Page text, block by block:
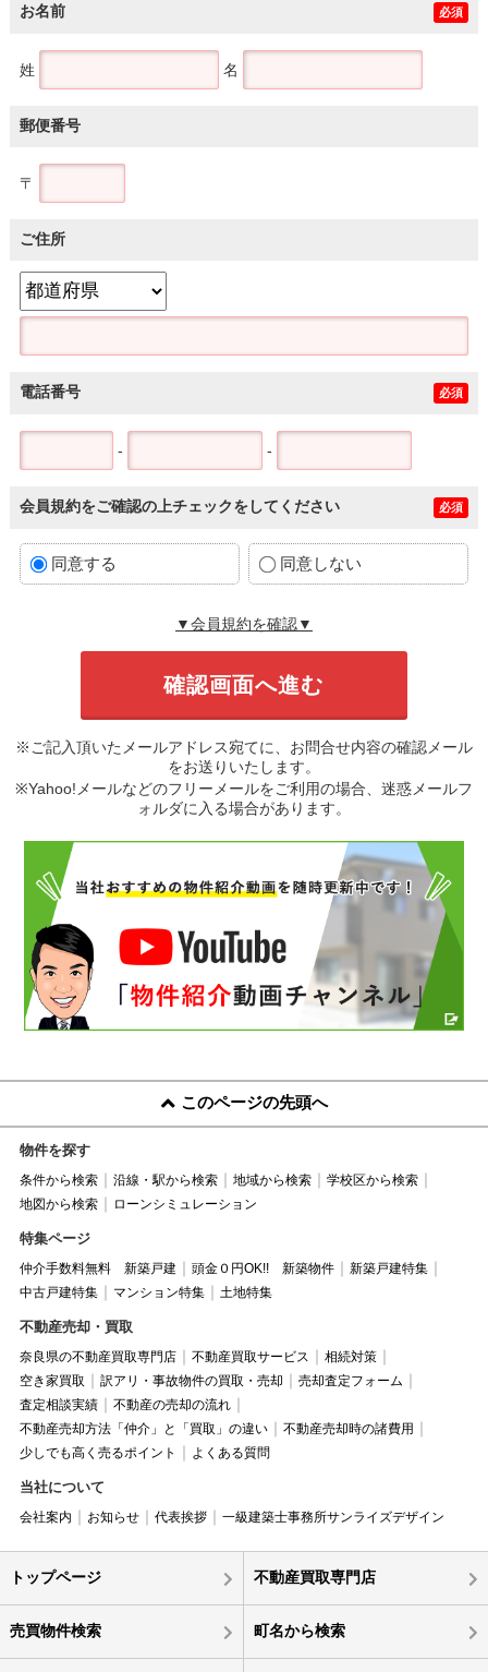
お名前 必須
姓 名
郵便番号
〒
ご住所
電話番号 必須
- -
会員規約をご確認の上チェックをしてください 必須
同意する 同意しない
▼会員規約を確認▼
※ご記入頂いたメールアドレス宛てに、お問合せ内容の確認メール
をお送りいたします。
※Yahoo!メールなどのフリーメールをご利用の場合、迷惑メールフ
ォルダに入る場合があります。
このページの先頭へ
物件を探す
条件から検索 沿線・駅から検索 地域から検索
学校区から検索
地図から検索
ローンシミュレーション
特集ページ
仲介手数料無料 新築戸建 頭金０円OK!! 新築物件
新築戸建特集
中古戸建特集
マンション特集 土地特集
不動産売却・買取
奈良県の不動産買取専門店 不動産買取サービス
相続対策
空き家買取
訳アリ・事故物件の買取・売却
売却査定フォーム
査定相談実績
不動産の売却の流れ
不動産売却方法「仲介」と「買取」の違い
不動産売却時の諸費用
少しでも高く売るポイント
よくある質問
当社について
会社案内 お知らせ 代表挨拶 一級建築士事務所サンライズデザイン
トップページ 不動産買取専門店
売買物件検索 町名から検索